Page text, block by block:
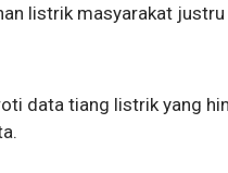
listrik masyarakat justru
data tiang listrik yang